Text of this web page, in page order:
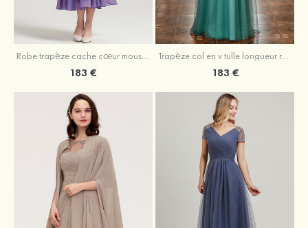
Robe trapèze cache cœur mousseline longueur mollet robe de mère de la mariée avec plissé veste
183 €
Trapèze col en v tulle longueur ras du sol robe de mère de la mariée avec perles paillettes
183 €